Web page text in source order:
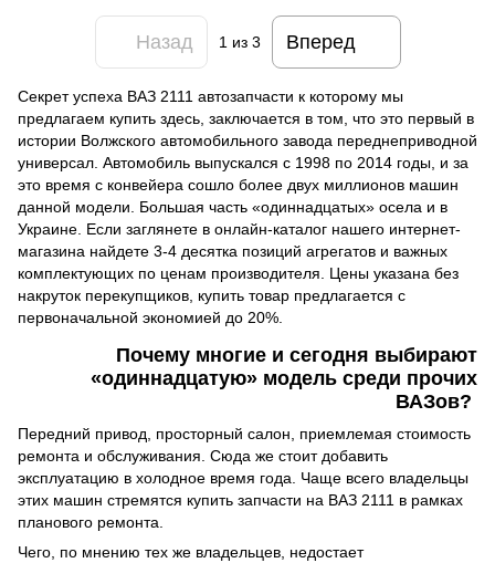
Назад 1 из 3 Вперед
Секрет успеха ВАЗ 2111 автозапчасти к которому мы
предлагаем купить здесь, заключается в том, что это первый в
истории Волжского автомобильного завода переднеприводной
универсал. Автомобиль выпускался с 1998 по 2014 годы, и за
это время с конвейера сошло более двух миллионов машин
данной модели. Большая часть «одиннадцатых» осела и в
Украине. Если заглянете в онлайн-каталог нашего интернет-
магазина найдете 3-4 десятка позиций агрегатов и важных
комплектующих по ценам производителя. Цены указана без
накруток перекупщиков, купить товар предлагается с
первоначальной экономией до 20%.
Почему многие и сегодня выбирают
«одиннадцатую» модель среди прочих
ВАЗов?
Передний привод, просторный салон, приемлемая стоимость
ремонта и обслуживания. Сюда же стоит добавить
эксплуатацию в холодное время года. Чаще всего владельцы
этих машин стремятся купить запчасти на ВАЗ 2111 в рамках
планового ремонта.
Чего, по мнению тех же владельцев, недостает